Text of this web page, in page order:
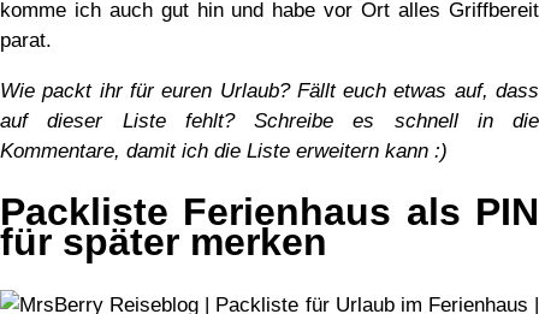
komme ich auch gut hin und habe vor Ort alles Griffbereit
parat.
Wie packt ihr für euren Urlaub? Fällt euch etwas auf, dass
auf dieser Liste fehlt? Schreibe es schnell in die
Kommentare, damit ich die Liste erweitern kann :)
Packliste Ferienhaus als PIN
für später merken